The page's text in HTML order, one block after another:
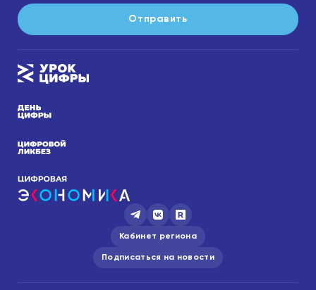
Отправить
Кабинет региона
Подписаться на новости